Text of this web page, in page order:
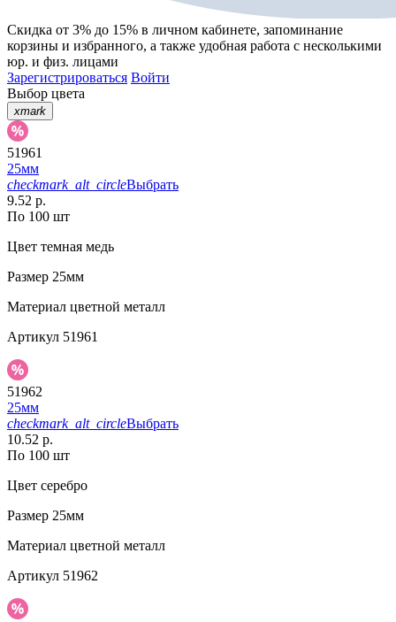
Скидка от 3% до 15% в личном кабинете, запоминание
корзины и избранного, а также удобная работа с несколькими
юр. и физ. лицами
Зарегистрироваться Войти
Выбор цвета
xmark
51961
25мм
checkmark_alt_circleВыбрать
9.52 р.
По 100 шт
Цвет темная медь
Размер 25мм
Материал цветной металл
Артикул 51961
51962
25мм
checkmark_alt_circleВыбрать
10.52 р.
По 100 шт
Цвет серебро
Размер 25мм
Материал цветной металл
Артикул 51962